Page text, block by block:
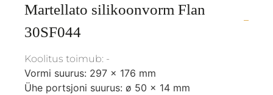
Martellato silikoonvorm Flan
30SF044
Koolitus toimub: -
Vormi suurus: 297 x 176 mm
Ühe portsjoni suurus: ø 50 x 14 mm